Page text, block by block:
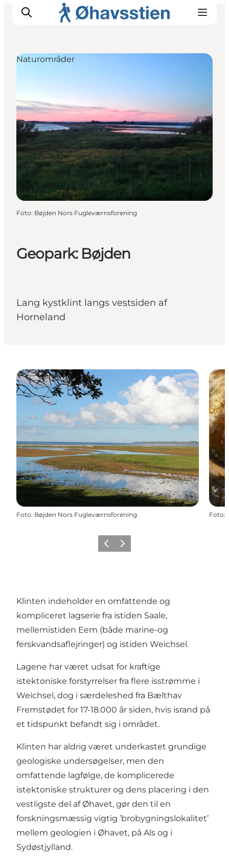
Vandreruter
Planlægning
Geopark: Bøjden
Lang kystklint langs vestsiden af
Horneland
Naturområder
Foto: Bøjden Nors Fugleværnsforening
Foto: Bøjden Nors Fugleværnsforening Foto:
ForrigeNæste
Klinten indeholder en omfattende og
kompliceret lagserie fra istiden Saale,
mellemistiden Eem (både marine-og
ferskvandsaflejringer) og istiden Weichsel.
Lagene har været udsat for kraftige
istektoniske forstyrrelser fra flere isstrømme i
Weichsel, dog i særdeleshed fra Bælthav
Fremstødet for 17-18.000 år siden, hvis isrand på
et tidspunkt befandt sig i området.
Klinten har aldrig været underkastet grundige
geologiske undersøgelser, men den
omfattende lagfølge, de komplicerede
istektoniske strukturer og dens placering i den
vestligste del af Øhavet, gør den til en
forskningsmæssig vigtig ’brobygningslokalitet’
mellem geologien i Øhavet, på Als og i
Sydøstjylland.